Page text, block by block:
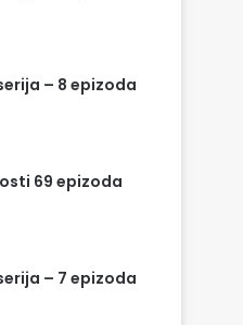
– 8 epizoda
69 epizoda
– 7 epizoda